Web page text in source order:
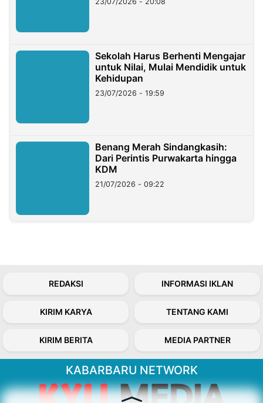
Sekolah Harus Berhenti Mengajar
untuk Nilai, Mulai Mendidik untuk
Kehidupan
23/07/2026 - 19:59
Benang Merah Sindangkasih:
Dari Perintis Purwakarta hingga
KDM
21/07/2026 - 09:22
REDAKSI INFORMASI IKLAN
KIRIM KARYA TENTANG KAMI
KIRIM BERITA MEDIA PARTNER
KABARBARU NETWORK